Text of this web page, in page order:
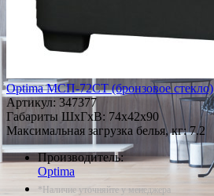
Optima МСП-72СТ (бронзовое стекло)
Артикул: 347377
Габариты ШxГxВ: 74x42x90
Максимальная загрузка белья, кг: 7.2
Производитель:
Optima
*Наличие уточняйте у менеджера